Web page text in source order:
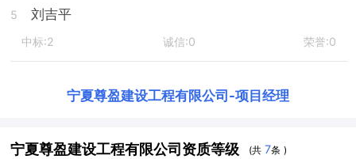
5 刘吉平
中标:2 诚信:0 荣誉:0
宁夏尊盈建设工程有限公司 -项目经理
宁夏尊盈建设工程有限公司资质等级 (共7条 )